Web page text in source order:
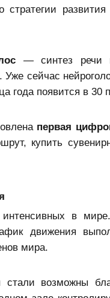
— синтез речи
сейчас
года появится в 30
первая
купить
в
движения
мира.
возможны